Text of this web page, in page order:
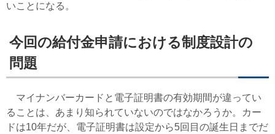
いことになる。
今回の給付金申請における制度設計の
問題
マイナンバーカードと電子証明書の有効期間が違ってい
ることは、あまり知られていないのではなかろうか。カー
ドは10年だが、電子証明書は設定から5回目の誕生日までだ